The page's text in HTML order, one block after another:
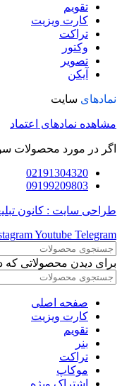
تقویم
کارت ویزیت
تراکت
وکتور
تصویر
آیکن
نمادهای سایت
مشاهده نمادهای اعتماد
اگر در مورد محصولات
02191304320
09199209803
طراحی سایت : کانون
Youtube Telegram
برای دیدن محصولاتی که
صفحه اصلی
کارت ویزیت
تقویم
بنر
تراکت
موکاپ